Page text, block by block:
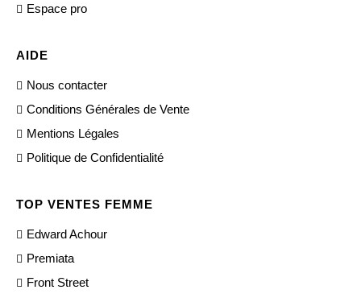
Espace pro
AIDE
Nous contacter
Conditions Générales de Vente
Mentions Légales
Politique de Confidentialité
TOP VENTES FEMME
Edward Achour
Premiata
Front Street